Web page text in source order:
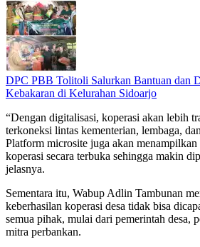
DPC PBB Tolitoli Salurkan Bantuan dan
Kebakaran di Kelurahan Sidoarjo
“Dengan digitalisasi, koperasi akan lebih
terkoneksi lintas kementerian, lembaga,
Platform microsite juga akan
koperasi secara terbuka sehingga makin
jelasnya.
Sementara itu, Wabup Adlin Tambunan
keberhasilan koperasi desa tidak bisa
semua pihak, mulai dari pemerintah desa,
mitra perbankan.